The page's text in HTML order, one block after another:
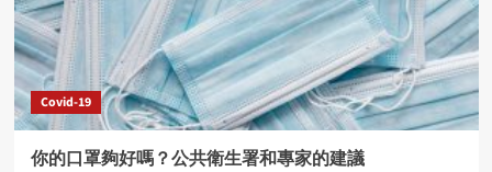
Covid-19
你的口罩夠好嗎？公共衛生署和專家的建議